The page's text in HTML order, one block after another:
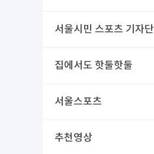
서울시민 스포츠 기자단
집에서도 핫둘핫둘
서울스포츠
추천영상